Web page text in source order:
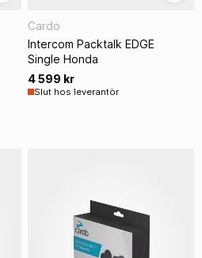
Cardo
Intercom Packtalk EDGE
Single Honda
4 599 kr
Slut hos leverantör